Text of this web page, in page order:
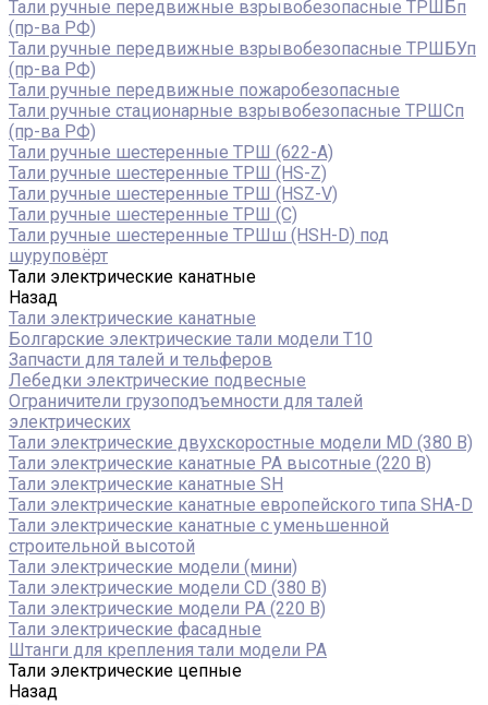
Тали ручные передвижные взрывобезопасные ТРШБп
(пр-ва РФ)
Тали ручные передвижные взрывобезопасные ТРШБУп
(пр-ва РФ)
Тали ручные передвижные пожаробезопасные
Тали ручные стационарные взрывобезопасные ТРШСп
(пр-ва РФ)
Тали ручные шестеренные ТРШ (622-A)
Тали ручные шестеренные ТРШ (HS-Z)
Тали ручные шестеренные ТРШ (HSZ-V)
Тали ручные шестеренные ТРШ (С)
Тали ручные шестеренные ТРШш (HSH-D) под
шуруповёрт
Тали электрические канатные
Назад
Тали электрические канатные
Болгарские электрические тали модели T10
Запчасти для талей и тельферов
Лебедки электрические подвесные
Ограничители грузоподъемности для талей
электрических
Тали электрические двухскоростные модели MD (380 В)
Тали электрические канатные PA высотные (220 В)
Тали электрические канатные SH
Тали электрические канатные европейского типа SHA-D
Тали электрические канатные с уменьшенной
строительной высотой
Тали электрические модели (мини)
Тали электрические модели CD (380 В)
Тали электрические модели РА (220 В)
Тали электрические фасадные
Штанги для крепления тали модели РА
Тали электрические цепные
Назад